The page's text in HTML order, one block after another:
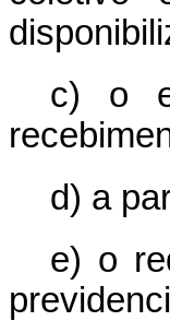
c) o
d) a
e) o